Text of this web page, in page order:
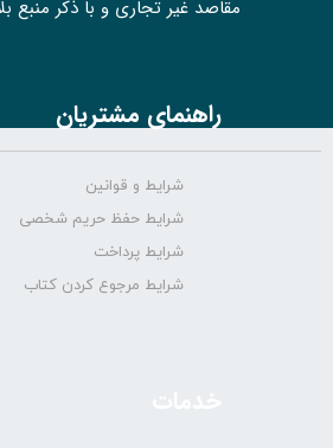
مقاصد غیر تجاری و با ذکر منبع
راهنمای مشتریان
شرایط و قوانین
شرایط حفظ حریم شخصی
شرایط پرداخت
شرایط مرجوع کردن کتاب